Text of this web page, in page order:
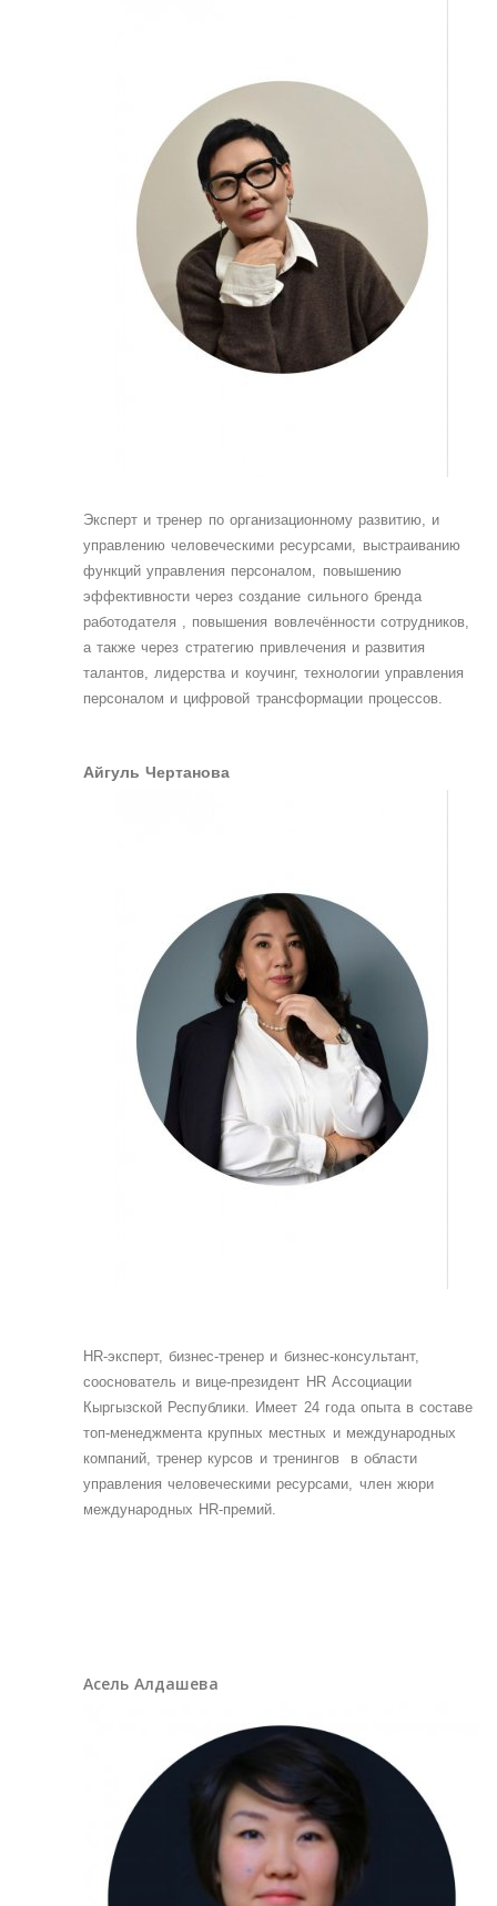
Эксперт и тренер по организационному развитию, и
управлению человеческими ресурсами, выстраиванию
функций управления персоналом, повышению
эффективности через создание сильного бренда
работодателя , повышения вовлечённости сотрудников,
а также через стратегию привлечения и развития
талантов, лидерства и коучинг, технологии управления
персоналом и цифровой трансформации процессов.
Айгуль Чертанова
HR-эксперт, бизнес-тренер и бизнес-консультант,
сооснователь и вице-президент HR Ассоциации
Кыргызской Республики. Имеет 24 года опыта в составе
топ-менеджмента крупных местных и международных
компаний, тренер курсов и тренингов в области
управления человеческими ресурсами, член жюри
международных HR-премий.
Асель Алдашева